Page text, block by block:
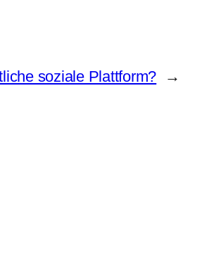
soziale Plattform? →